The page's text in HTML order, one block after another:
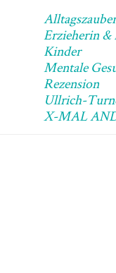
Alltagszauber
Erzieherin &
Kinder
Mentale
Rezension
Ullrich-
X-MAL